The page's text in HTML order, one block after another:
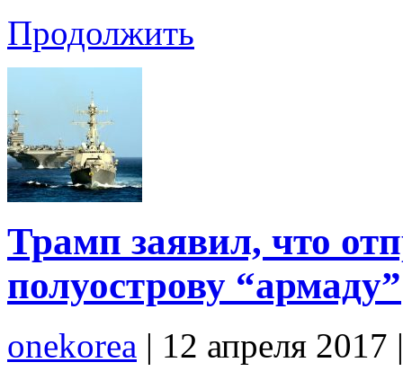
Продолжить
Трамп заявил, что
полуострову “армаду”
onekorea | 12 апреля 2017